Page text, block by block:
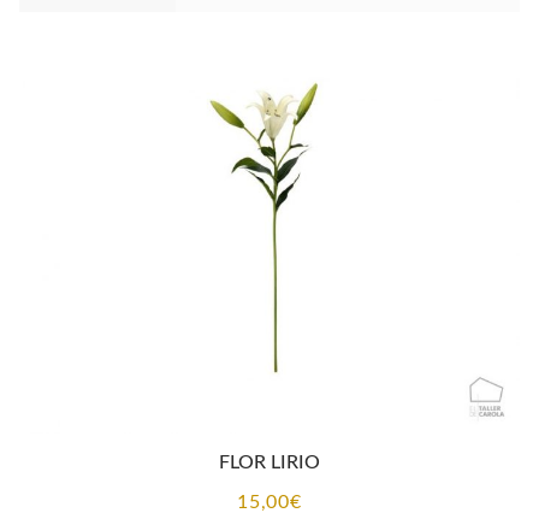
FLOR LIRIO
15,00€